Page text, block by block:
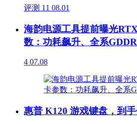
评测 11 08.01
海韵电源工具提前曝光
数：功耗飙升、全系
4 07.08
惠普 K120 游戏键盘，到